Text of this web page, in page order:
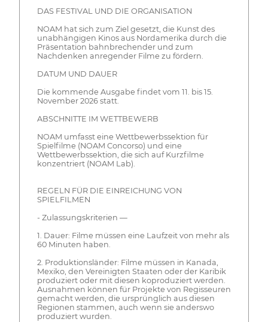
DAS FESTIVAL UND DIE ORGANISATION
NOAM hat sich zum Ziel gesetzt, die Kunst des
unabhängigen Kinos aus Nordamerika durch die
Präsentation bahnbrechender und zum
Nachdenken anregender Filme zu fördern.
DATUM UND DAUER
Die kommende Ausgabe findet vom 11. bis 15.
November 2026 statt.
ABSCHNITTE IM WETTBEWERB
NOAM umfasst eine Wettbewerbssektion für
Spielfilme (NOAM Concorso) und eine
Wettbewerbssektion, die sich auf Kurzfilme
konzentriert (NOAM Lab).
REGELN FÜR DIE EINREICHUNG VON
SPIELFILMEN
- Zulassungskriterien —
1. Dauer: Filme müssen eine Laufzeit von mehr als
60 Minuten haben.
2. Produktionsländer: Filme müssen in Kanada,
Mexiko, den Vereinigten Staaten oder der Karibik
produziert oder mit diesen koproduziert werden.
Ausnahmen können für Projekte von Regisseuren
gemacht werden, die ursprünglich aus diesen
Regionen stammen, auch wenn sie anderswo
produziert wurden.